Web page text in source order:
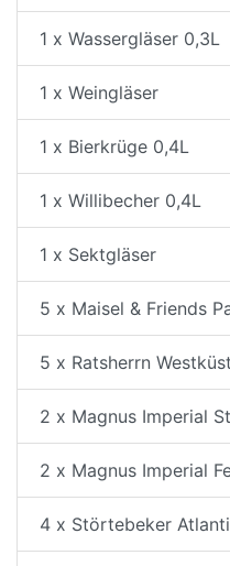
1 x Wassergläser 0,3L
1 x Weingläser
1 x Bierkrüge 0,4L
1 x Willibecher 0,4L
1 x Sektgläser
5 x Maisel & Friends
5 x Ratsherrn
2 x Magnus Imperial
2 x Magnus Imperial
4 x Störtebeker